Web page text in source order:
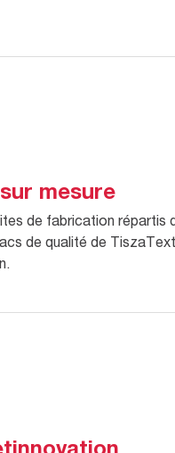
sur mesure
de fabrication répartis
de qualité de